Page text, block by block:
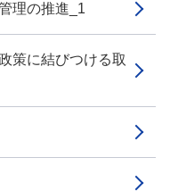
理の推進_1
策に結びつける取